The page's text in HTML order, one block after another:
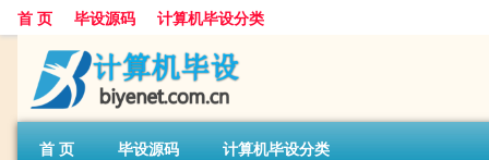
首 页 毕设源码 计算机毕设分类
首 页 毕设源码 计算机毕设分类